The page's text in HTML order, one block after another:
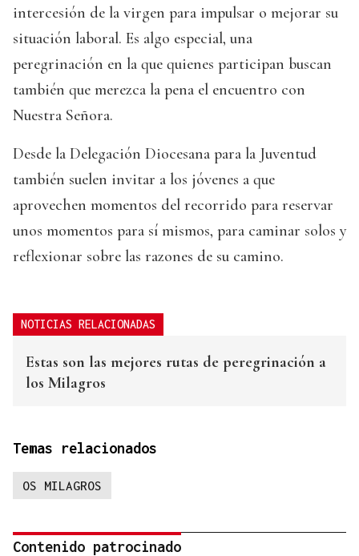
intercesión de la virgen para impulsar o mejorar su
situación laboral. Es algo especial, una
peregrinación en la que quienes participan buscan
también que merezca la pena el encuentro con
Nuestra Señora.
Desde la Delegación Diocesana para la Juventud
también suelen invitar a los jóvenes a que
aprovechen momentos del recorrido para reservar
unos momentos para sí mismos, para caminar solos y
reflexionar sobre las razones de su camino.
NOTICIAS RELACIONADAS
Estas son las mejores rutas de peregrinación a
los Milagros
Temas relacionados
OS MILAGROS
Contenido patrocinado